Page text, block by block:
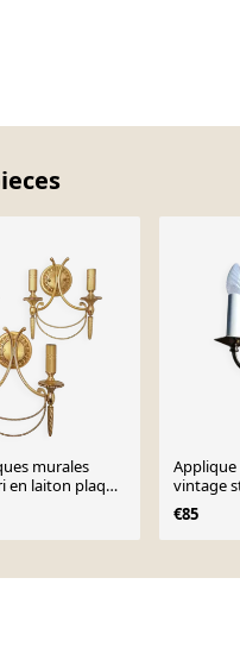
murales
en laiton plaqué
1960
vintage
€85